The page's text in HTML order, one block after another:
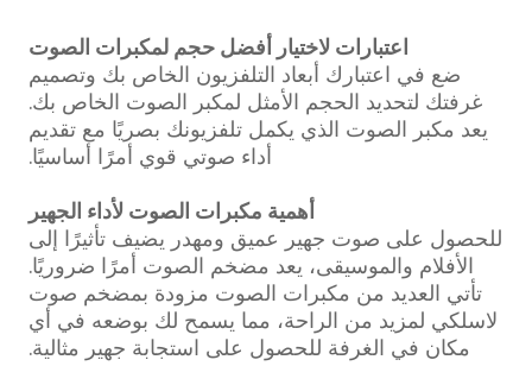
اعتبارات لاختيار أفضل حجم لمكبرات الصوت
ضع في اعتبارك أبعاد التلفزيون الخاص بك وتصميم
غرفتك لتحديد الحجم الأمثل لمكبر الصوت الخاص بك.
يعد مكبر الصوت الذي يكمل تلفزيونك بصريًا مع تقديم
أداء صوتي قوي أمرًا أساسيًا.
أهمية مكبرات الصوت لأداء الجهير
للحصول على صوت جهير عميق ومهدر يضيف تأثيرًا إلى
الأفلام والموسيقى، يعد مضخم الصوت أمرًا ضروريًا.
تأتي العديد من مكبرات الصوت مزودة بمضخم صوت
لاسلكي لمزيد من الراحة، مما يسمح لك بوضعه في أي
مكان في الغرفة للحصول على استجابة جهير مثالية.